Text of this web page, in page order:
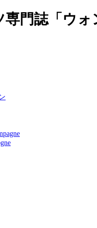
門誌「ウォ